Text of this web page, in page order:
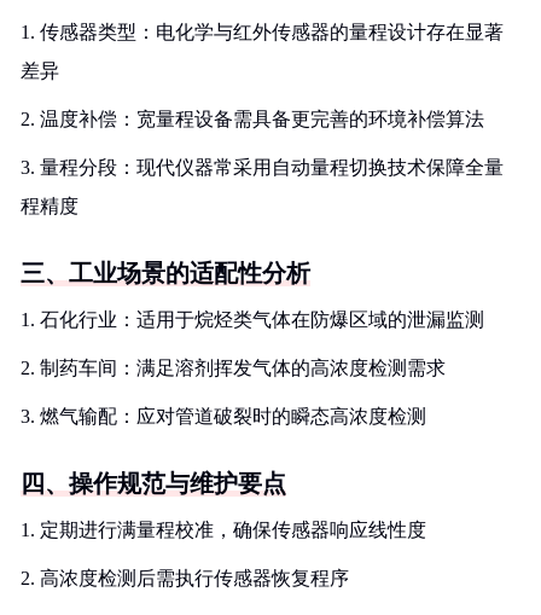
1. 传感器类型：电化学与红外传感器的量程设计存在显著
差异
2. 温度补偿：宽量程设备需具备更完善的环境补偿算法
3. 量程分段：现代仪器常采用自动量程切换技术保障全量
程精度
三、工业场景的适配性分析
1. 石化行业：适用于烷烃类气体在防爆区域的泄漏监测
2. 制药车间：满足溶剂挥发气体的高浓度检测需求
3. 燃气输配：应对管道破裂时的瞬态高浓度检测
四、操作规范与维护要点
1. 定期进行满量程校准，确保传感器响应线性度
2. 高浓度检测后需执行传感器恢复程序